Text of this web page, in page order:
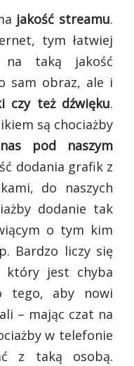
jakość streamu.
tym łatwiej
na taką jakość
sam obraz, ale i
czy też dźwięku.
są chociażby
pod naszym
dodania grafik z
do naszych
dodanie tak
o tym kim
Bardzo liczy się
który jest chyba
tego, aby nowi
– mając czat na
w telefonie
z taką osobą.